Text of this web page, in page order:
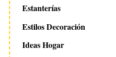
Estanterías
Estilos Decoración
Ideas Hogar